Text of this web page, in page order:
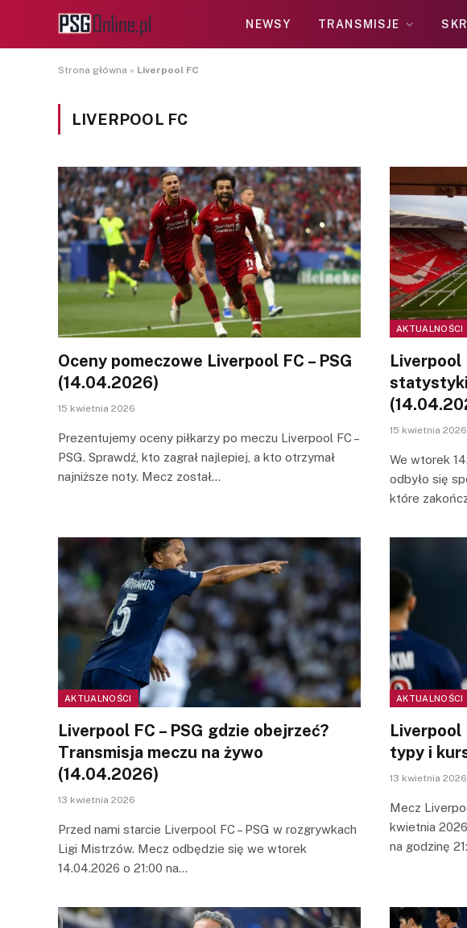
NEWSY TRANSMISJE
Strona główna » Liverpool FC
LIVERPOOL FC
Oceny pomeczowe Liverpool FC – PSG
(14.04.2026)
15 kwietnia 2026
Prezentujemy oceny piłkarzy po meczu Liverpool FC –
PSG. Sprawdź, kto zagrał najlepiej, a kto otrzymał
najniższe noty. Mecz został…
AKTUALNOŚCI
Liverpool
15 kwietnia 2026
We wtorek
odbyło się
które
AKTUALNOŚCI
Liverpool FC – PSG gdzie obejrzeć?
Transmisja meczu na żywo
(14.04.2026)
13 kwietnia 2026
Przed nami starcie Liverpool FC – PSG w rozgrywkach
Ligi Mistrzów. Mecz odbędzie się we wtorek
14.04.2026 o 21:00 na…
AKTUALNOŚCI
Liverpool
typy i
13 kwietnia 2026
Mecz
kwietnia
na godzinę